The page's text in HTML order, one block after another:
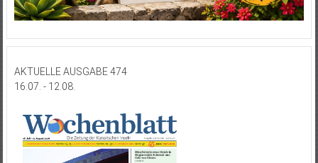
AKTUELLE AUSGABE 474
16.07. - 12.08.